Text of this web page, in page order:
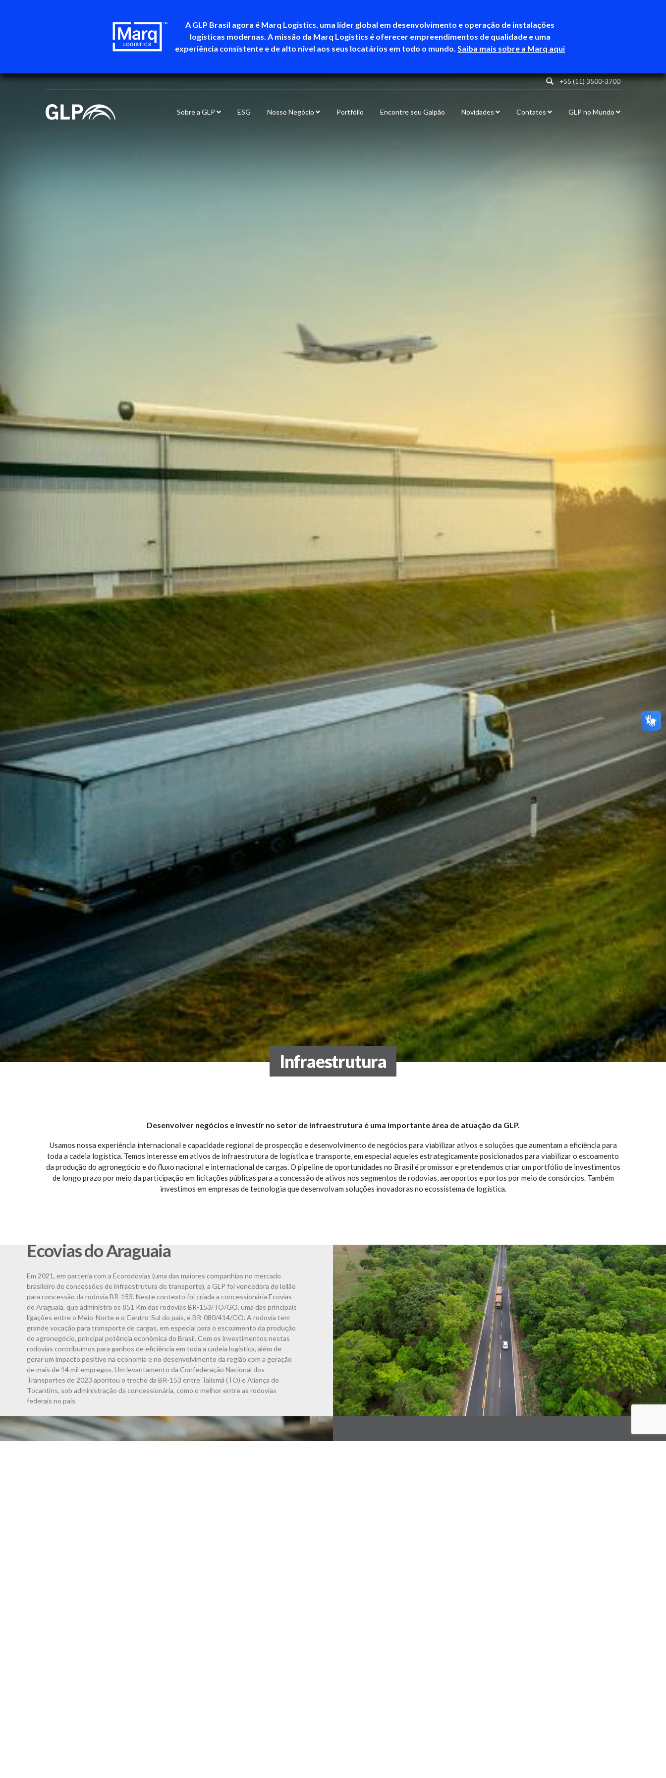
A GLP Brasil agora é Marq Logistics, uma líder global em desenvolvimento e operação de instalações
logísticas modernas. A missão da Marq Logistics é oferecer empreendimentos de qualidade e uma
experiência consistente e de alto nível aos seus locatários em todo o mundo. Saiba mais sobre a Marq aqui
+55 (11) 3500-3700
Sobre a GLP ESG Nosso Negócio Portfólio Encontre seu Galpão Novidades Contatos GLP no Mundo
Infraestrutura
Desenvolver negócios e investir no setor de infraestrutura é uma importante área de atuação da GLP.
Usamos nossa experiência internacional e capacidade regional de prospecção e desenvolvimento de negócios para viabilizar ativos e soluções que aumentam a eficiência para
toda a cadeia logística. Temos interesse em ativos de infraestrutura de logística e transporte, em especial aqueles estrategicamente posicionados para viabilizar o escoamento
da produção do agronegócio e do fluxo nacional e internacional de cargas. O pipeline de oportunidades no Brasil é promissor e pretendemos criar um portfólio de investimentos
de longo prazo por meio da participação em licitações públicas para a concessão de ativos nos segmentos de rodovias, aeroportos e portos por meio de consórcios. Também
investimos em empresas de tecnologia que desenvolvam soluções inovadoras no ecossistema de logística.
Ecovias do Araguaia
Em 2021, em parceria com a Ecorodovias (uma das maiores companhias no mercado
brasileiro de concessões de infraestrutura de transporte), a GLP foi vencedora do leilão
para concessão da rodovia BR-153. Neste contexto foi criada a concessionária Ecovias
do Araguaia, que administra os 851 Km das rodovias BR-153/TO/GO, uma das principais
ligações entre o Meio-Norte e o Centro-Sul do país, e BR-080/414/GO. A rodovia tem
grande vocação para transporte de cargas, em especial para o escoamento da produção
do agronegócio, principal potência econômica do Brasil. Com os investimentos nestas
rodovias contribuímos para ganhos de eficiência em toda a cadeia logística, além de
gerar um impacto positivo na economia e no desenvolvimento da região com a geração
de mais de 14 mil empregos. Um levantamento da Confederação Nacional dos
Transportes de 2023 apontou o trecho da BR-153 entre Talismã (TO) e Aliança do
Tocantins, sob administração da concessionária, como o melhor entre as rodovias
federais no país.